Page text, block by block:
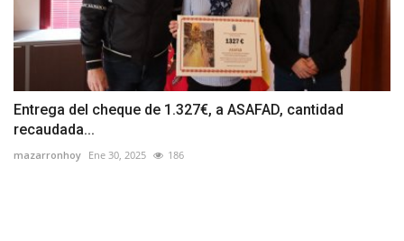
Entrega del cheque de 1.327€, a ASAFAD, cantidad
recaudada...
mazarronhoy Ene 30, 2025 186